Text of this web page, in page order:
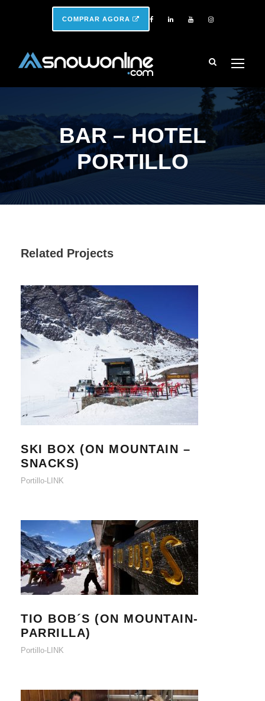
COMPRAR AGORA
BAR – HOTEL
PORTILLO
Related Projects
SKI BOX (ON MOUNTAIN – SNACKS)
SKI BOX (ON MOUNTAIN –
SNACKS)
Portillo-LINK
TIO BOB´S (ON MOUNTAIN-
TIO BOB´S (ON MOUNTAIN-
PARRILLA)
Portillo-LINK